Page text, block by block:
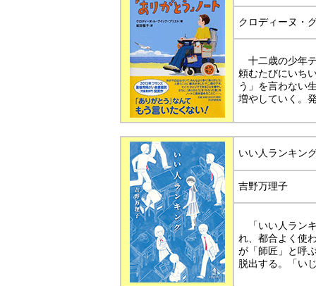
クロディーヌ・
十二歳の少年
頼むたびにいち
う」を言わない
増やしていく。
いい人ランキン
吉野万理子
「いい人ラン
れ、都合よく使
が「師匠」と呼
脱出する。「い